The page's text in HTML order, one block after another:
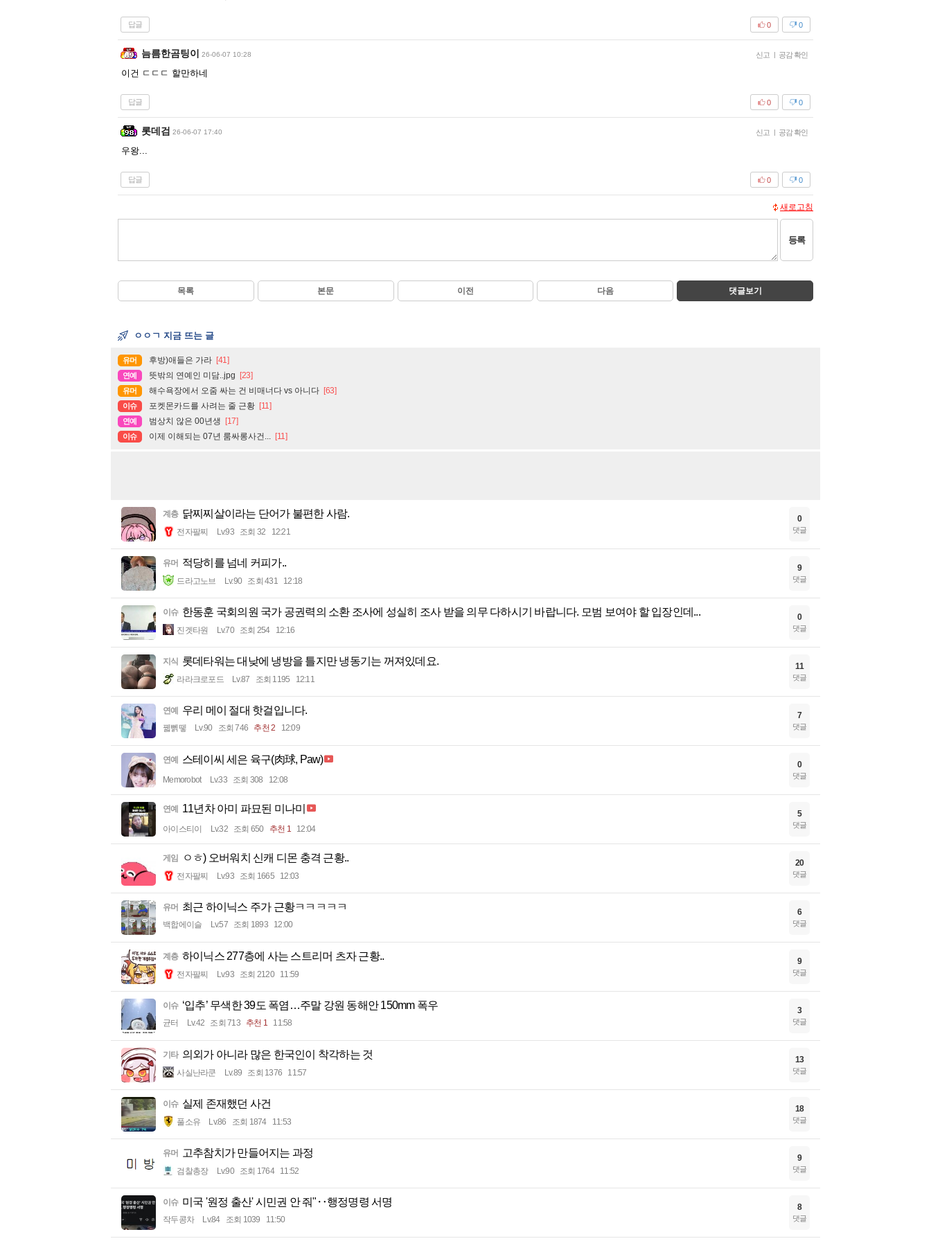
답글 0
0
늠름한곰팅이 26-06-07 10:28 신고 | 공감 확인
이건 ㄷㄷㄷ 할만하네
답글 0
0
롯데검 26-06-07 17:40 신고 | 공감 확인
우왕...
답글 0
0
새로고침
등록
목록 본문 이전 다음 댓글보기
ㅇㅇㄱ 지금 뜨는 글
유머 후방)애들은 가라 [41]
연예 뜻밖의 연예인 미담..jpg [23]
유머 해수욕장에서 오줌 싸는 건 비매너다 vs 아니다 [63]
이슈 포켓몬카드를 사려는 줄 근황 [11]
연예 범상치 않은 00년생 [17]
이슈 이제 이해되는 07년 룸싸롱사건... [11]
계층 닭찌찌살이라는 단어가 불편한 사람.
전자팔찌 Lv.93 조회 32 12:21
0
댓글
유머 적당히를 넘네 커피가..
드라고노브 Lv.90 조회 431 12:18
9
댓글
이슈 한동훈 국회의원 국가 공권력의 소환 조사에 성실히 조사 받을 의무 다하시기 바랍니다. 모범 보여야 할 입장인데...
진겟타원 Lv.70 조회 254 12:16
0
댓글
지식 롯데타워는 대낮에 냉방을 틀지만 냉동기는 꺼져있데요.
라라크로포드 Lv.87 조회 1195 12:11
11
댓글
연예 우리 메이 절대 핫걸입니다.
꿻뻵뗗 Lv.90 조회 746 추천 2 12:09
7
댓글
연예 스테이씨 세은 육구(肉球, Paw)
Memorobot Lv.33 조회 308 12:08
0
댓글
연예 11년차 아미 파묘된 미나미
아이스티이 Lv.32 조회 650 추천 1 12:04
5
댓글
게임 ㅇㅎ) 오버워치 신캐 디몬 충격 근황..
전자팔찌 Lv.93 조회 1665 12:03
20
댓글
유머 최근 하이닉스 주가 근황ㅋㅋㅋㅋㅋ
백합에이슬 Lv.57 조회 1893 12:00
6
댓글
계층 하이닉스 277층에 사는 스트리머 츠자 근황..
전자팔찌 Lv.93 조회 2120 11:59
9
댓글
이슈 ‘입추’ 무색한 39도 폭염…주말 강원 동해안 150mm 폭우
균터 Lv.42 조회 713 추천 1 11:58
3
댓글
기타 의외가 아니라 많은 한국인이 착각하는 것
사실난라쿤 Lv.89 조회 1376 11:57
13
댓글
이슈 실제 존재했던 사건
풀소유 Lv.86 조회 1874 11:53
18
댓글
유머 고추참치가 만들어지는 과정
검찰총장 Lv.90 조회 1764 11:52
9
댓글
이슈 미국 '원정 출산' 시민권 안 줘"‥행정명령 서명
작두콩차 Lv.84 조회 1039 11:50
8
댓글